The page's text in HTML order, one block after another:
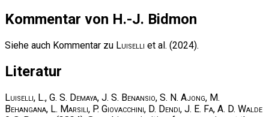
Kommentar von H.-J. Bidmon
Siehe auch Kommentar zu Luiselli et al. (2024).
Literatur
Luiselli, L., G. S. Demaya, J. S. Benansio, S. N. Ajong, M.
Behangana, L. Marsili, P. Giovacchini, D. Dendi, J. E. Fa, A. D. Walde